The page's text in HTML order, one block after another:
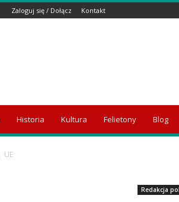
Zaloguj się / Dołącz Kontakt
Historia Kultura Felietony Blog
UE
Redakcja